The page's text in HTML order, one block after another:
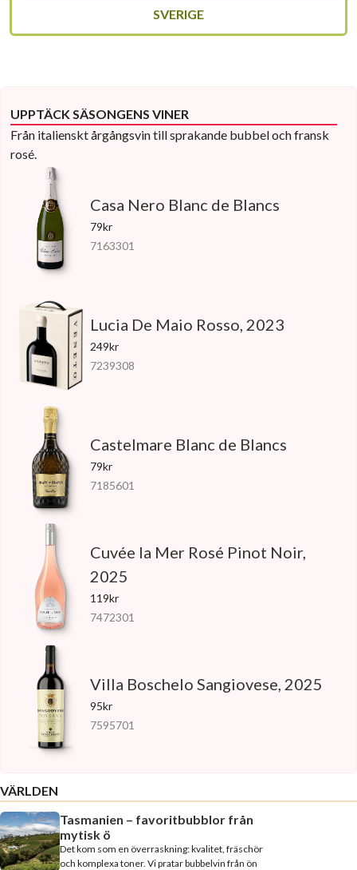
SVERIGE
UPPTÄCK SÄSONGENS VINER
Från italienskt årgångsvin till sprakande bubbel och fransk
rosé.
Casa Nero Blanc de Blancs
79kr
7163301
Lucia De Maio Rosso, 2023
249kr
7239308
Castelmare Blanc de Blancs
79kr
7185601
Cuvée la Mer Rosé Pinot Noir,
2025
119kr
7472301
Villa Boschelo Sangiovese, 2025
95kr
7595701
VÄRLDEN
Tasmanien – favoritbubblor från
mytisk ö
Det kom som en överraskning: kvalitet, fräschör
och komplexa toner. Vi pratar bubbelvin från ön